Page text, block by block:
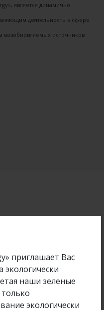
приглашает Вас
экологически
наши зеленые
экологически
является динамично
деятельность в сфере
возобновляемых источников
5386